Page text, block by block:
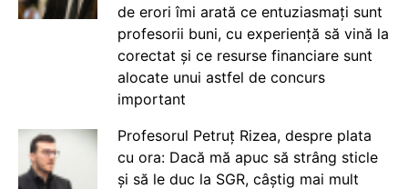
de erori îmi arată ce entuziasmați sunt
profesorii buni, cu experiență să vină la
corectat și ce resurse financiare sunt
alocate unui astfel de concurs
important
Profesorul Petruț Rizea, despre plata
cu ora: Dacă mă apuc să strâng sticle
și să le duc la SGR, câștig mai mult